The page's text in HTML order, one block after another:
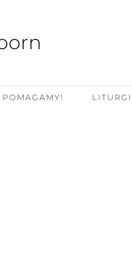
POMAGAMY!